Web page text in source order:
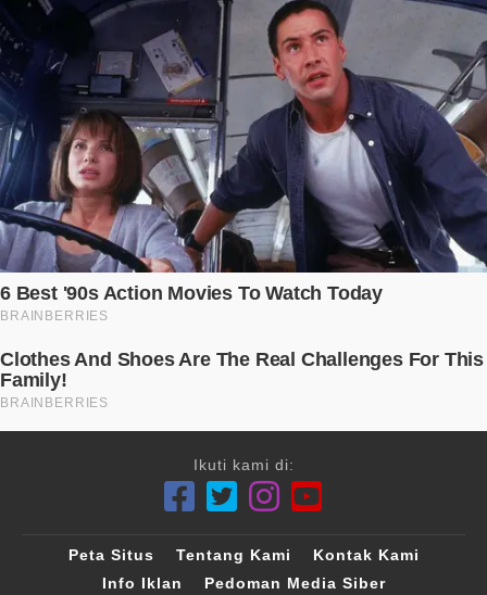
Ikuti kami di:
Peta Situs Tentang Kami
Kontak Kami
Info Iklan
Pedoman Media Siber